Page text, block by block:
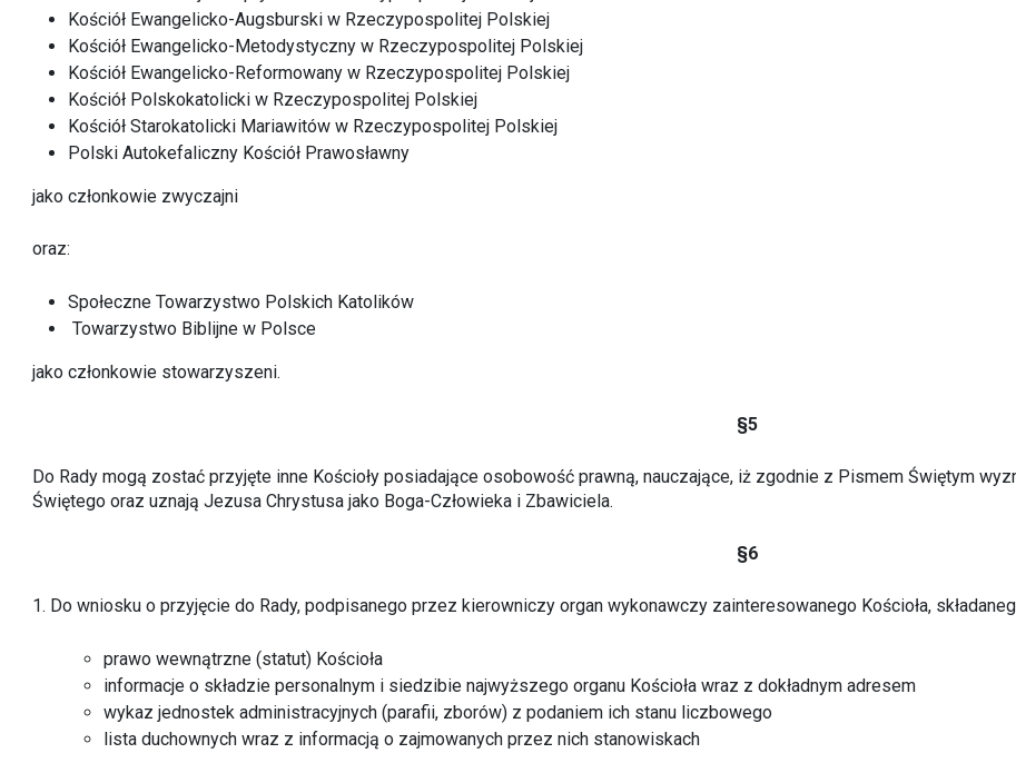
Kościół Ewangelicko-Augsburski w Rzeczypospolitej Polskiej
Kościół Ewangelicko-Metodystyczny w Rzeczypospolitej Polskiej
Kościół Ewangelicko-Reformowany w Rzeczypospolitej Polskiej
Kościół Polskokatolicki w Rzeczypospolitej Polskiej
Kościół Starokatolicki Mariawitów w Rzeczypospolitej Polskiej
Polski Autokefaliczny Kościół Prawosławny
jako członkowie zwyczajni
oraz:
Społeczne Towarzystwo Polskich Katolików
Towarzystwo Biblijne w Polsce
jako członkowie stowarzyszeni.
§5
Do Rady mogą zostać przyjęte inne Kościoły posiadające osobowość prawną, nauczające, iż zgodnie z Pismem Świętym
Świętego oraz uznają Jezusa Chrystusa jako Boga-Człowieka i Zbawiciela.
§6
1. Do wniosku o przyjęcie do Rady, podpisanego przez kierowniczy organ wykonawczy zainteresowanego Kościoła,
prawo wewnątrzne (statut) Kościoła
informacje o składzie personalnym i siedzibie najwyższego organu Kościoła wraz z dokładnym adresem
wykaz jednostek administracyjnych (parafii, zborów) z podaniem ich stanu liczbowego
lista duchownych wraz z informacją o zajmowanych przez nich stanowiskach